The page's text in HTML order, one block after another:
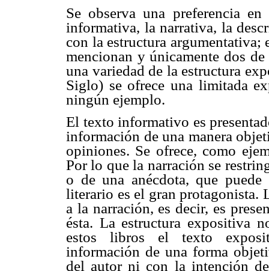
Se observa una preferencia
informativa, la narrativa, la
con la estructura
mencionan y únicamente dos
una variedad de la estructura
Siglo) se ofrece una limitada
ningún ejemplo.
El texto informativo es
información de una manera
opiniones. Se ofrece, como
Por lo que la narración se
o de una anécdota, que
literario es el gran protagonista.
a la narración, es decir, es
ésta. La estructura expositiva
estos libros el texto
información de una forma
del autor ni con la intención